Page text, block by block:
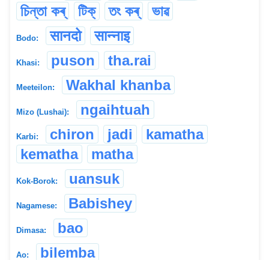
চিন্তা কৰ্
টিক্ তং কৰ্ ভাৱ
Bodo: सानदो सान्नाइ
Khasi: puson tha.rai
Meeteilon: Wakhal khanba
Mizo (Lushai): ngaihtuah
Karbi: chiron jadi
kamatha
kematha
matha
Kok-Borok: uansuk
Nagamese: Babishey
Dimasa: bao
Ao: bilemba